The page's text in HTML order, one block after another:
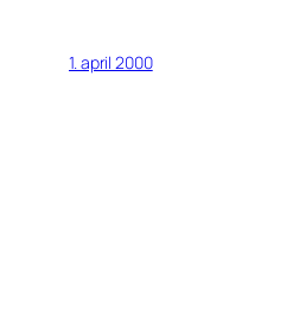
1. april 2000